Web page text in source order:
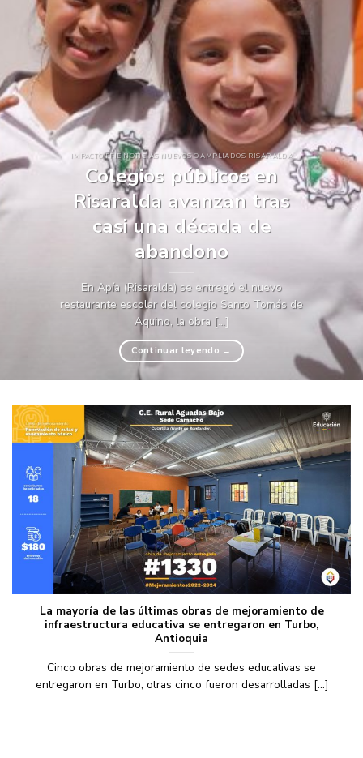
IMPACTO FFIE NOTICIAS NUEVOS O AMPLIADOS RISARALDA
Colegios públicos en
Risaralda avanzan tras
casi una década de
abandono
En Apía (Risaralda) se entregó el nuevo
restaurante escolar del colegio Santo Tomás de
Aquino, la obra [...]
Continuar leyendo →
La mayoría de las últimas obras de mejoramiento de
infraestructura educativa se entregaron en Turbo,
Antioquia
Cinco obras de mejoramiento de sedes educativas se
entregaron en Turbo; otras cinco fueron desarrolladas [...]